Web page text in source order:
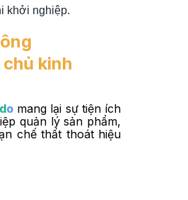
khởi nghiệp.
kinh
domang lại sự tiện ích
quản lý sản phẩm,
chế thất thoát hiệu